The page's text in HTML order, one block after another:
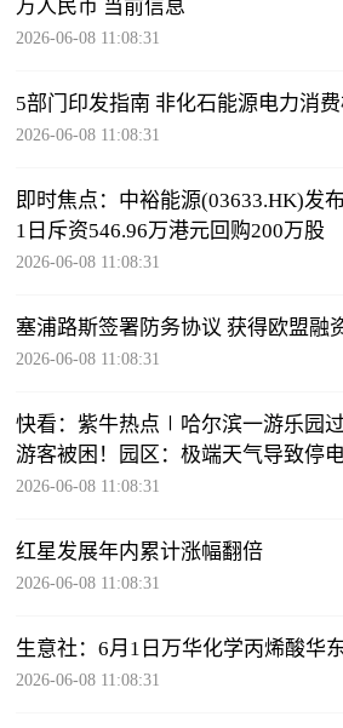
万人民币 当前信息
2026-06-08 11:08:31
5部门印发指南 非化石能源电力消
2026-06-08 11:08:31
即时焦点：中裕能源(03633.HK)发
1日斥资546.96万港元回购200万股
2026-06-08 11:08:31
塞浦路斯签署防务协议 获得欧盟融
2026-06-08 11:08:31
快看：紫牛热点∣哈尔滨一游乐园过
游客被困！园区：极端天气导致停
急预案
2026-06-08 11:08:31
红星发展年内累计涨幅翻倍
2026-06-08 11:08:31
生意社：6月1日万华化学丙烯酸华
2026-06-08 11:08:31